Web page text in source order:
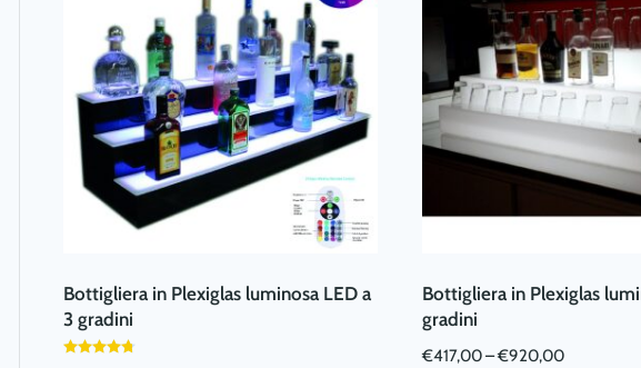
Bottigliera in Plexiglas luminosa LED a
3 gradini
Bottigliera in Plexiglas
gradini
€417,00–€920,00